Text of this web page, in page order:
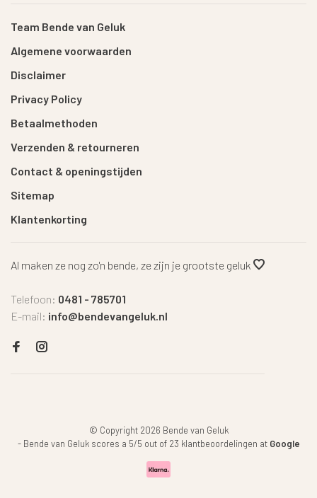
Team Bende van Geluk
Algemene voorwaarden
Disclaimer
Privacy Policy
Betaalmethoden
Verzenden & retourneren
Contact & openingstijden
Sitemap
Klantenkorting
Al maken ze nog zo'n bende, ze zijn je grootste geluk
Telefoon: 0481 - 785701
E-mail: info@bendevangeluk.nl
© Copyright 2026 Bende van Geluk
- Bende van Geluk scores a 5/5 out of 23 klantbeoordelingen at Google